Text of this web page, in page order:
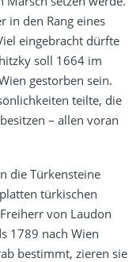
in den Rang eines
eingebracht dürfte
soll 1664 im
gestorben sein.
teilte, die
– allen voran
die Türkensteine
türkischen
von Laudon
1789 nach Wien
bestimmt, zieren sie